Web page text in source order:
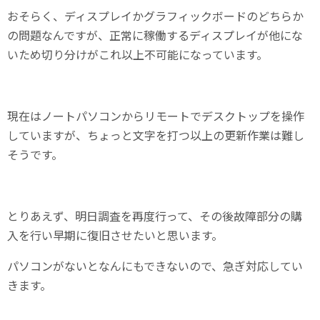
おそらく、ディスプレイかグラフィックボードのどちらか
の問題なんですが、正常に稼働するディスプレイが他にな
いため切り分けがこれ以上不可能になっています。
現在はノートパソコンからリモートでデスクトップを操作
していますが、ちょっと文字を打つ以上の更新作業は難し
そうです。
とりあえず、明日調査を再度行って、その後故障部分の購
入を行い早期に復旧させたいと思います。
パソコンがないとなんにもできないので、急ぎ対応してい
きます。